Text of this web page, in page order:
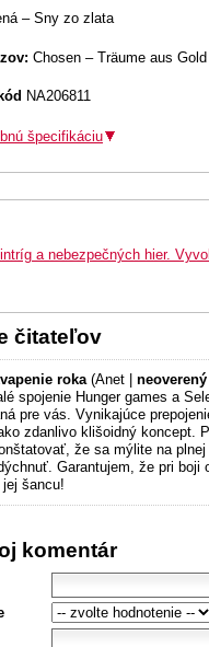
– Sny zo zlata
Chosen – Träume aus Gold
NA206811
špecifikáciu
a nebezpečných hier.
čitateľov
roka (Anet |
spojenie Hunger games a
pre vás. Vynikajúce
zdanlivo klišoidný koncept.
že sa mýlite na
Garantujem, že pri
šancu!
komentár